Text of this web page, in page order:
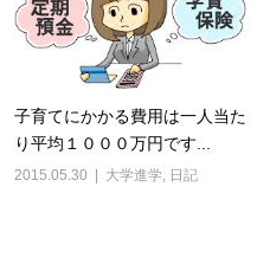
子育てにかかる費用は一人当た
り平均１０００万円です...
2015.05.30 大学進学 日記